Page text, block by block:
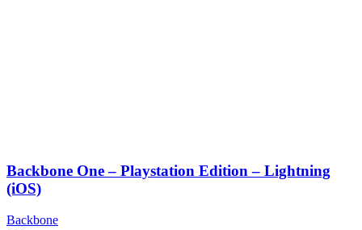
Backbone One – Playstation Edition – Lightning
(iOS)
Backbone